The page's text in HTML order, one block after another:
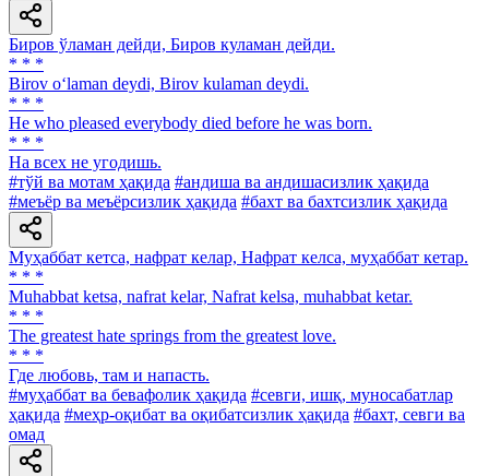
Биров ўламан дейди, Биров куламан дейди.
* * *
Birov o‘laman deydi, Birov kulaman deydi.
* * *
He who pleased everybody died before he was born.
* * *
На всех не угодишь.
#тўй ва мотам ҳақида #андиша ва андишасизлик ҳақида
#меъёр ва меъёрсизлик ҳақида #бахт ва бахтсизлик ҳақида
Муҳаббат кетса, нафрат келар, Нафрат келса, муҳаббат кетар.
* * *
Muhabbat ketsa, nafrat kelar, Nafrat kelsa, muhabbat ketar.
* * *
The greatest hate springs from the greatest love.
* * *
Где любовь, там и напасть.
#муҳаббат ва бевафолик ҳақида #севги, ишқ, муносабатлар
ҳақида #меҳр-оқибат ва оқибатсизлик ҳақида #бахт, севги ва
омад